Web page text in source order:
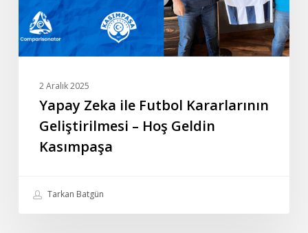
Geldin
Kasımpaşa
2 Aralık 2025
Yapay Zeka ile Futbol Kararlarının
Geliştirilmesi – Hoş Geldin
Kasımpaşa
Tarkan Batgün